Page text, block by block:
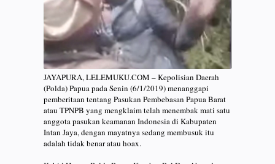
JAYAPURA, LELEMUKU.COM – Kepolisian Daerah
(Polda) Papua pada Senin (6/1/2019) menanggapi
pemberitaan tentang Pasukan Pembebasan Papua Barat
atau TPNPB yang mengklaim telah menembak mati satu
anggota pasukan keamanan Indonesia di Kabupaten
Intan Jaya, dengan mayatnya sedang membusuk itu
adalah tidak benar atau hoax.